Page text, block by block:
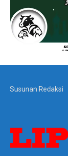
Susunan Redaksi